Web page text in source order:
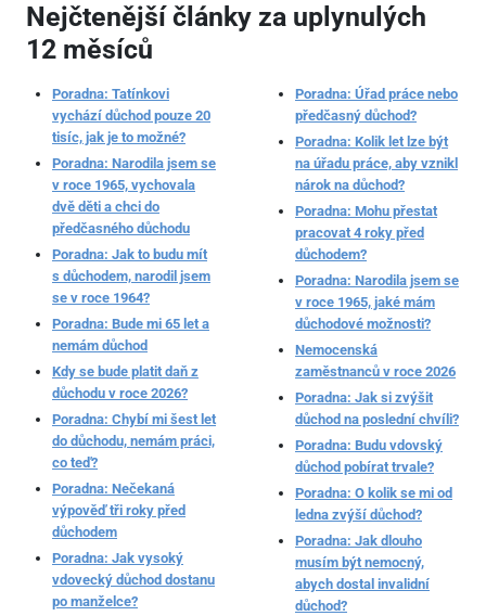
Nejčtenější články za uplynulých
12 měsíců
Poradna: Tatínkovi
vychází důchod pouze 20
tisíc, jak je to možné?
Poradna: Narodila jsem se
v roce 1965, vychovala
dvě děti a chci do
předčasného důchodu
Poradna: Jak to budu mít
s důchodem, narodil jsem
se v roce 1964?
Poradna: Bude mi 65 let a
nemám důchod
Kdy se bude platit daň z
důchodu v roce 2026?
Poradna: Chybí mi šest let
do důchodu, nemám práci,
co teď?
Poradna: Nečekaná
výpověď tři roky před
důchodem
Poradna: Jak vysoký
vdovecký důchod dostanu
po manželce?
Poradna: Úřad práce nebo
předčasný důchod?
Poradna: Kolik let lze být
na úřadu práce, aby vznikl
nárok na důchod?
Poradna: Mohu přestat
pracovat 4 roky před
důchodem?
Poradna: Narodila jsem se
v roce 1965, jaké mám
důchodové možnosti?
Nemocenská
zaměstnanců v roce 2026
Poradna: Jak si zvýšit
důchod na poslední chvíli?
Poradna: Budu vdovský
důchod pobírat trvale?
Poradna: O kolik se mi od
ledna zvýší důchod?
Poradna: Jak dlouho
musím být nemocný,
abych dostal invalidní
důchod?